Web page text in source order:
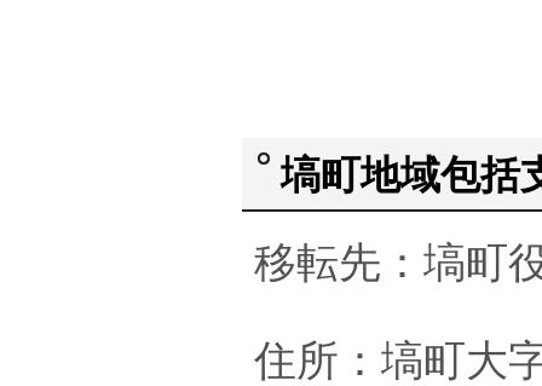
塙町地域包括
移転先：塙
住所：塙町大